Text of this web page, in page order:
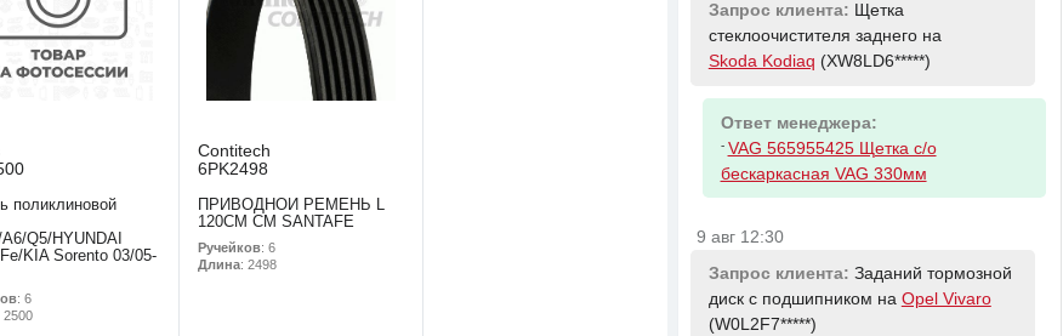
поликлиновой
Q5/HYUNDAI
KIA Sorento 03/05-
: 6
2500
Contitech
6PK2498
ПРИВОДНОЙ РЕМЕНЬ L
120СМ CM SANTAFE
Ручейков: 6
Длина: 2498
Запрос клиента: Щетка
стеклоочистителя заднего на
Skoda Kodiaq (XW8LD6*****)
Ответ менеджера:
- VAG 565955425 Щетка с/о
бескаркасная VAG 330мм
9 авг 12:30
Запрос клиента: Заданий тормозной
диск с подшипником на Opel Vivaro
(W0L2F7*****)